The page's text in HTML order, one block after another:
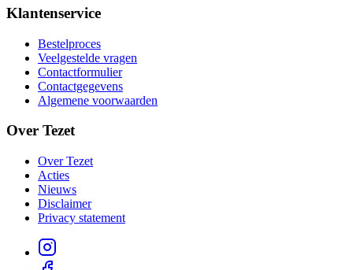
Klantenservice
Bestelproces
Veelgestelde vragen
Contactformulier
Contactgegevens
Algemene voorwaarden
Over Tezet
Over Tezet
Acties
Nieuws
Disclaimer
Privacy statement